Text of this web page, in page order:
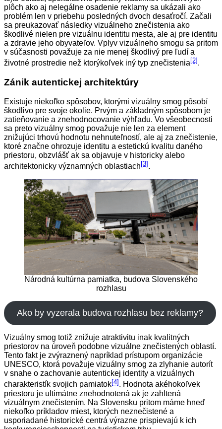
plôch ako aj nelegálne osadenie reklamy sa ukázali ako
problém len v priebehu posledných dvoch desaťročí. Začali
sa preukazovať následky vizuálneho znečistenia ako
škodlivé nielen pre vizuálnu identitu mesta, ale aj pre identitu
a zdravie jeho obyvateľov. Vplyv vizuálneho smogu sa pritom
v súčasnosti považuje za nie menej škodlivý pre ľudí a
životné prostredie než ktorýkoľvek iný typ znečistenia [2] .
Zánik autentickej architektúry
Existuje niekoľko spôsobov, ktorými vizuálny smog pôsobí
škodlivo pre svoje okolie. Prvým a základným spôsobom je
zatieňovanie a znehodnocovanie výhľadu. Vo všeobecnosti
sa preto vizuálny smog považuje nie len za element
znižujúci trhovú hodnotu nehnuteľností, ale aj za znečistenie,
ktoré značne ohrozuje identitu a estetickú kvalitu daného
priestoru, obzvlášť ak sa objavuje v historicky alebo
architektonicky významných oblastiach[3].
Národná kultúrna pamiatka, budova Slovenského
rozhlasu
Ako by vyzerala budova rozhlasu bez reklamy?
Vizuálny smog totiž znižuje atraktivitu inak kvalitných
priestorov na úroveň podobne vizuálne znečistených oblastí.
Tento fakt je zvýraznený napríklad prístupom organizácie
UNESCO, ktorá považuje vizuálny smog za zlyhanie autorít
v snahe o zachovanie autentickej identity a vizuálnych
charakteristík svojich pamiatok[4]. Hodnota akéhokoľvek
priestoru je ultimátne znehodnotená ak je zahltená
vizuálnym znečistením. Na Slovensku pritom máme hneď
niekoľko príkladov miest, ktorých neznečistené a
usporiadané historické centrá výrazne prispievajú k ich